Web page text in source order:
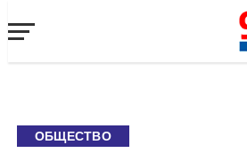
ОБЩЕСТВО